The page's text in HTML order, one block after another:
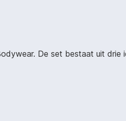
De set bestaat uit drie